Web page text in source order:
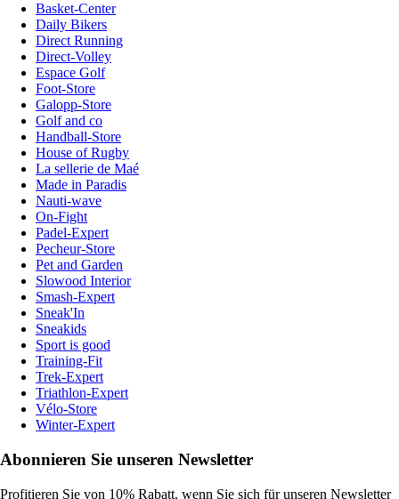
Basket-Center
Daily Bikers
Direct Running
Direct-Volley
Espace Golf
Foot-Store
Galopp-Store
Golf and co
Handball-Store
House of Rugby
La sellerie de Maé
Made in Paradis
Nauti-wave
On-Fight
Padel-Expert
Pecheur-Store
Pet and Garden
Slowood Interior
Smash-Expert
Sneak'In
Sneakids
Sport is good
Training-Fit
Trek-Expert
Triathlon-Expert
Vélo-Store
Winter-Expert
Abonnieren Sie unseren Newsletter
Profitieren Sie von 10% Rabatt, wenn Sie sich für unseren Newsletter